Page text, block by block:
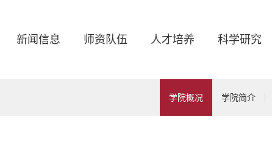
新闻信息 师资队伍 人才培养 科学研究
学院概况 学院简介